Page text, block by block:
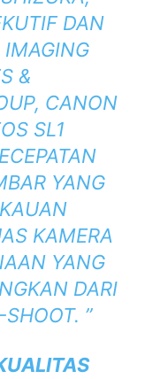
DAN
IMAGING
&
CANON
SL1
YANG
KAMERA
YANG
DARI
”